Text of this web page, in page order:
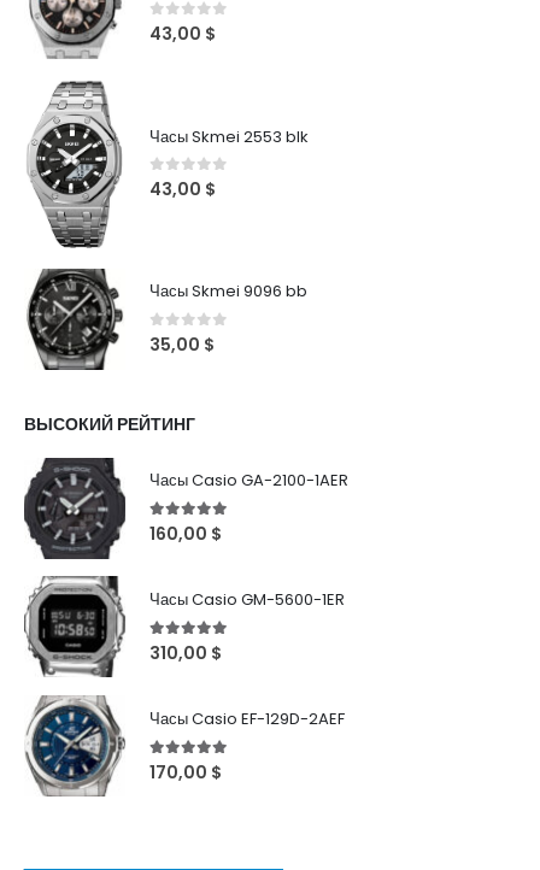
0 out of 5
43,00 $
Часы Skmei 2553 blk
0 out of 5
43,00 $
Часы Skmei 9096 bb
0out of 5
35,00 $
ВЫСОКИЙ РЕЙТИНГ
Часы Casio GA-2100-1AER
5out of 5
160,00 $
Часы Casio GM-5600-1ER
5out of 5
310,00 $
Часы Casio EF-129D-2AEF
5out of 5
170,00 $